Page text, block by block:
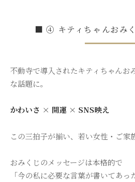
■ ④ キティちゃんおみ
不動寺で導入されたキティちゃんお
な話題に。
かわいさ × 開運 × SNS映え
この三拍子が揃い、若い女性・ご家
おみくじのメッセージは本格的で
「今の私に必要な言葉が書いてあっ